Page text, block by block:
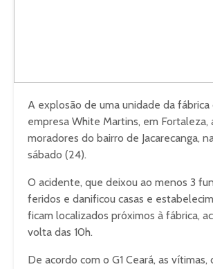
A explosão de uma unidade da
empresa White Martins, em Fortaleza,
moradores do bairro de Jacarecanga,
sábado (24).
O acidente, que deixou ao menos 3
feridos e danificou casas e
ficam localizados próximos à fábrica,
volta das 10h.
De acordo com o G1 Ceará, as vítimas,